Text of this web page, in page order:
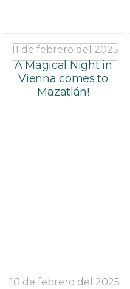
11 de febrero del 2025
A Magical Night in
Vienna comes to
Mazatlán!
10 de febrero del 2025